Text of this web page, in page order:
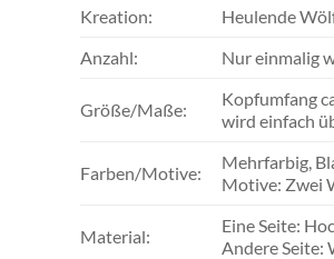
Kreation:
Heulende
Anzahl:
Nur einmalig
Größe/Maße:
Kopfumfang
wird einfach
Farben/Motive:
Mehrfarbig,
Motive: Zwei
Material:
Eine Seite:
Andere Seite: